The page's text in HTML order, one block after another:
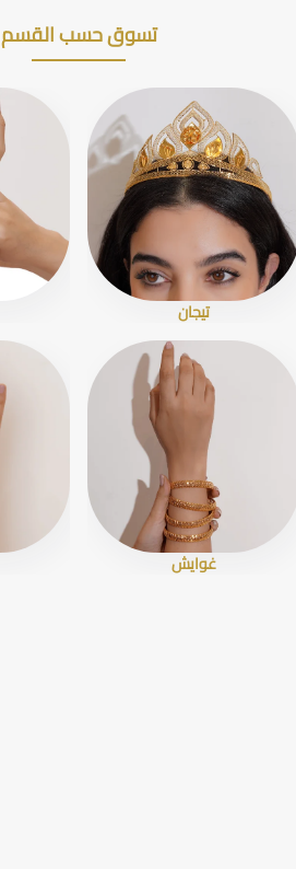
تسوق حسب القسم
تيجان
غوايش